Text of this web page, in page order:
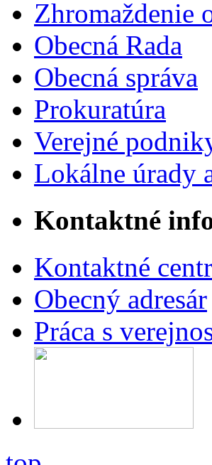
Zhromaždenie
Obecná Rada
Obecná správa
Prokuratúra
Verejné
Lokálne úrady
Kontaktné
Kontaktné
Obecný adresár
Práca s